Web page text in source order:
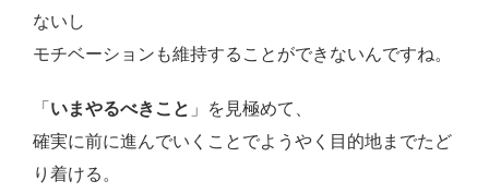
ないし
モチベーションも維持することができないんですね。
「 いまやるべきこと 」を見極めて、
確実に前に進んでいくことでようやく目的地までたど
り着ける。